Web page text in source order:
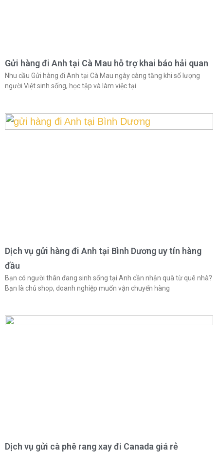
Gửi hàng đi Anh tại Cà Mau hỗ trợ khai báo hải quan
Nhu cầu Gửi hàng đi Anh tại Cà Mau ngày càng tăng khi số lượng
người Việt sinh sống, học tập và làm việc tại
Dịch vụ gửi hàng đi Anh tại Bình Dương uy tín hàng
đầu
Bạn có người thân đang sinh sống tại Anh cần nhận quà từ quê nhà?
Bạn là chủ shop, doanh nghiệp muốn vận chuyển hàng
Dịch vụ gửi cà phê rang xay đi Canada giá rẻ